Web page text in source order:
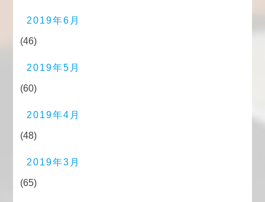
2019年6月
(46)
2019年5月
(60)
2019年4月
(48)
2019年3月
(65)